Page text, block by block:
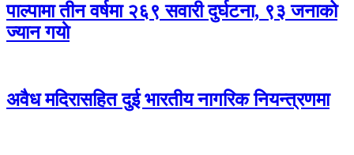
पाल्पामा तीन वर्षमा २६९ सवारी दुर्घटना, ९३ जनाको
ज्यान गयाे
अवैध मदिरासहित दुई भारतीय नागरिक नियन्त्रणमा